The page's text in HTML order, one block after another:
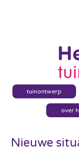
tuinontwerp
over
Nieuwe